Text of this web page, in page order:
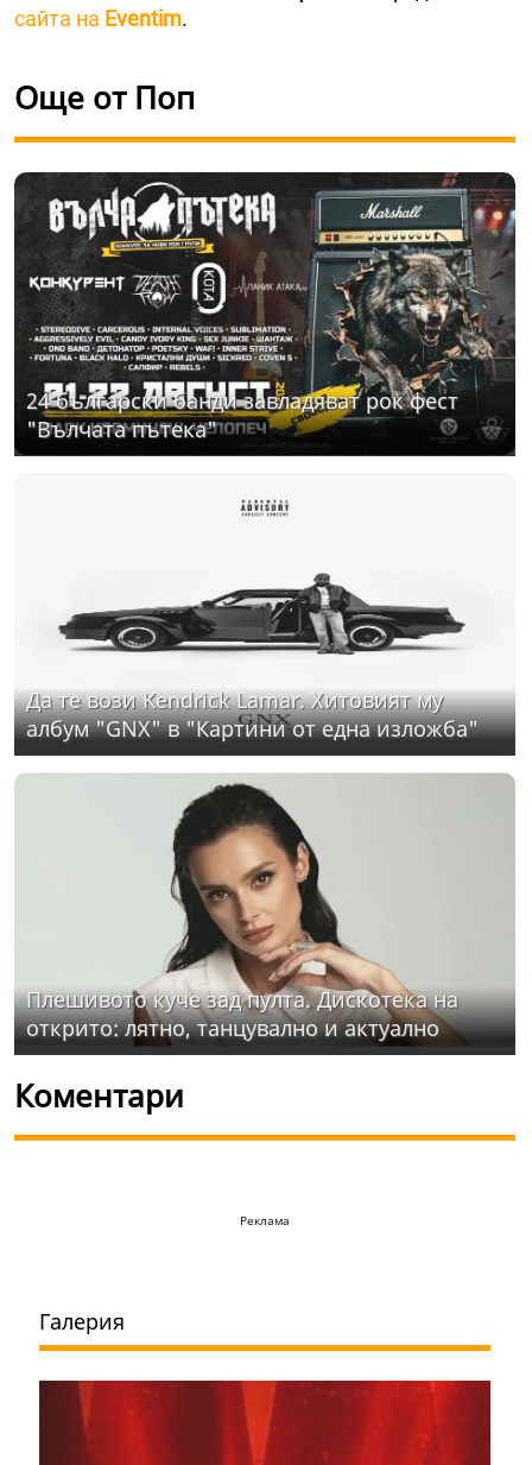
сайта на Eventim.
Още от Поп
24 български банди завладяват рок фест
"Вълчата пътека"
Да те вози Kendrick Lamar. Хитовият му
албум "GNX" в "Картини от една изложба"
Плешивото куче зад пулта. Дискотека на
открито: лятно, танцувално и актуално
Коментари
Реклама
Галерия